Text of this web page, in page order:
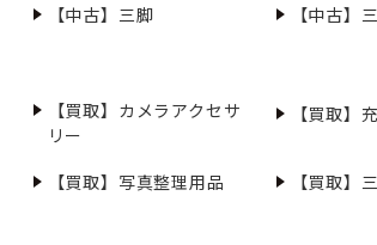
【中古】三脚 【中古】
【買取】カメラアクセサ
リー
【買取】
【買取】写真整理用品 【買取】